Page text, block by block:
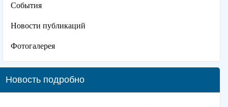
События
Новости публикаций
Фотогалерея
Новость подробно